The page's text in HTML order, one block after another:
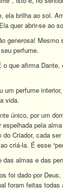
ela brilha ao sol.
quer abrir-se ao
generosa!
perfume.
que afirma
um perfume
vida.
único, por um
pela
Criador, cada
criá-la. É esse
almas e das
foi dado por
foram feitas